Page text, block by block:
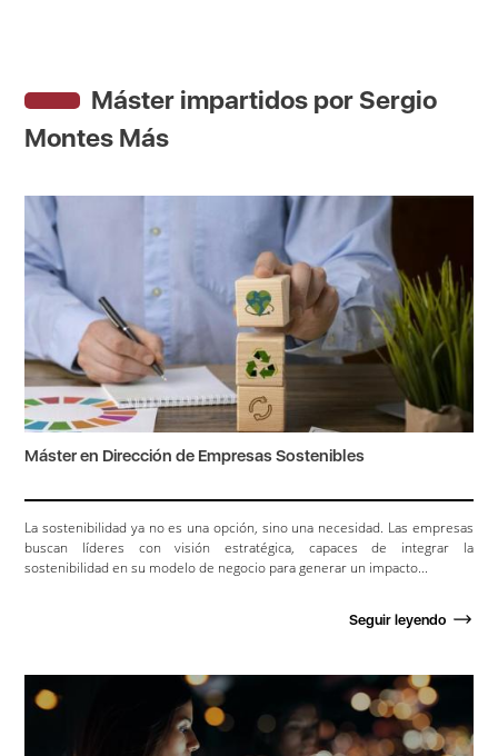
Máster impartidos por Sergio
Montes Más
Máster en Dirección de Empresas Sostenibles
La sostenibilidad ya no es una opción, sino una necesidad. Las empresas
buscan líderes con visión estratégica, capaces de integrar la
sostenibilidad en su modelo de negocio para generar un impacto...
Seguir leyendo